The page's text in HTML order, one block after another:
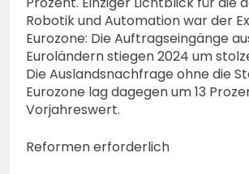
Robotik und Automation war der
Eurozone: Die Auftragseingänge
Euroländern stiegen 2024 um
Die Auslandsnachfrage ohne die
Eurozone lag dagegen um 13
Vorjahreswert.
Reformen erforderlich